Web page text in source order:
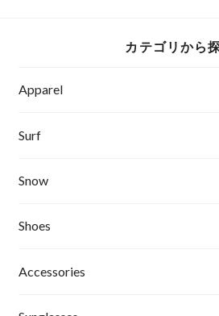
カテゴリから
Apparel
Banks Journal
Critical Slide(TCSS)
Afends
Roial
Surf
Surfboards
Snow
Board
Binding
Shoes
Sandals
Accessories